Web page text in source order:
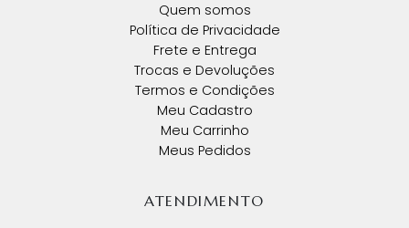
Quem somos
Política de Privacidade
Frete e Entrega
Trocas e Devoluções
Termos e Condições
Meu Cadastro
Meu Carrinho
Meus Pedidos
ATENDIMENTO